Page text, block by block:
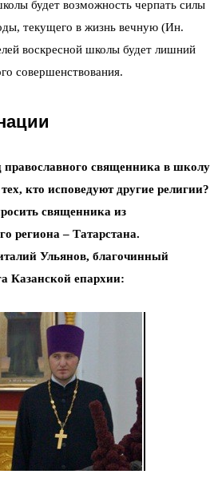
будет возможность черпать силы
текущего в жизнь вечную (Ин.
воскресной школы будет лишний
совершенствования.
православного священника в школу
кто исповедуют другие религии?
священника из
региона – Татарстана.
Ульянов, благочинный
Казанской епархии: